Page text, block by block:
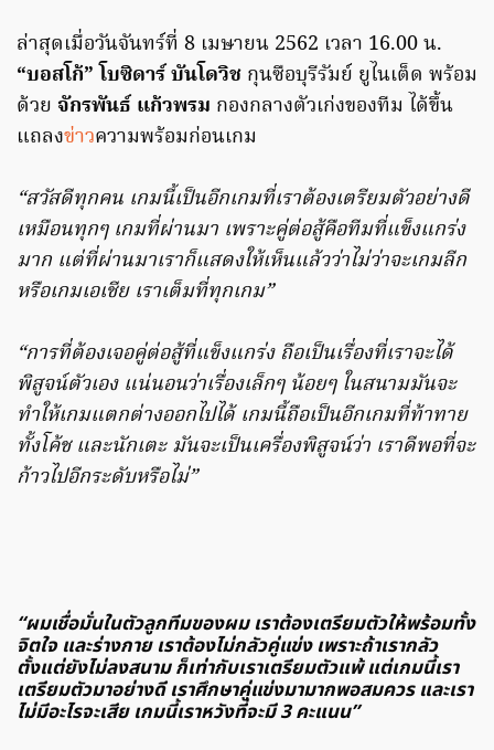
ล่าสุดเมื่อวันจันทร์ที่ 8 เมษายน 2562 เวลา 16.00 น.
“บอสโก้” โบซิดาร์ บันโดวิช กุนซือบุรีรัมย์ ยูไนเต็ด พร้อม
ด้วย จักรพันธ์ แก้วพรม กองกลางตัวเก่งของทีม ได้ขึ้น
แถลงข่าวความพร้อมก่อนเกม
“สวัสดีทุกคน เกมนี้เป็นอีกเกมที่เราต้องเตรียมตัวอย่างดี
เหมือนทุกๆ เกมที่ผ่านมา เพราะคู่ต่อสู้คือทีมที่แข็งแกร่ง
มาก แต่ที่ผ่านมาเราก็แสดงให้เห็นแล้วว่าไม่ว่าจะเกมลีก
หรือเกมเอเชีย เราเต็มที่ทุกเกม”
“การที่ต้องเจอคู่ต่อสู้ที่แข็งแกร่ง ถือเป็นเรื่องที่เราจะได้
พิสูจน์ตัวเอง แน่นอนว่าเรื่องเล็กๆ น้อยๆ ในสนามมันจะ
ทำให้เกมแตกต่างออกไปได้ เกมนี้ถือเป็นอีกเกมที่ท้าทาย
ทั้งโค้ช และนักเตะ มันจะเป็นเครื่องพิสูจน์ว่า เราดีพอที่จะ
ก้าวไปอีกระดับหรือไม่”
“ผมเชื่อมั่นในตัวลูกทีมของผม เราต้องเตรียมตัวให้พร้อมทั้ง
จิตใจ และร่างกาย เราต้องไม่กลัวคู่แข่ง เพราะถ้าเรากลัว
ตั้งแต่ยังไม่ลงสนาม ก็เท่ากับเราเตรียมตัวแพ้ แต่เกมนี้เรา
เตรียมตัวมาอย่างดี เราศึกษาคู่แข่งมามากพอสมควร และเรา
ไม่มีอะไรจะเสีย เกมนี้เราหวังที่จะมี 3 คะแนน”